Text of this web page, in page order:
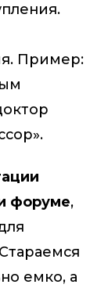
Пример:
форуме,
емко, а